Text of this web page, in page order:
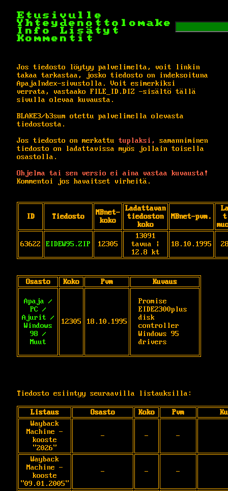
Etusivulle
Yhteydenottolomake
Info
Lisätyt
Kommentit
Jos tiedosto löytyy palvelimelta, voit linkin
takaa tarkastaa, josko tiedosto on indeksoituna
ApajaIndex-sivustolla. Voit esimerkiksi
verrata, vastaako FILE_ID.DIZ -sisältö tällä
sivulla olevaa kuvausta.
BLAKE3/b3sum otettu palvelimella olevasta
tiedostosta.
Jos tiedosto on merkattu tuplaksi,
samanniminen
tiedosto on ladattavissa myös jollain toisella
osastolla.
Ohjelma tai sen versio ei aina vastaa kuvausta!
Kommentoi jos havaitset virheitä.
ID Tiedosto
MBnet-
koko
Ladattavan
tiedoston
koko
MBnet-pvm.
63622 EIDEW95.ZIP 12305
13091
tavua |
12.8 kt
18.10.1995
Osasto Koko Pvm Kuvaus
Apaja /
PC /
Ajurit /
Windows
98 /
Muut
12305 18.10.1995
Promise
EIDE2300plus
disk
controller
Windows 95
drivers
Tiedosto esiintyy seuraavilla listauksilla:
Listaus Osasto Koko Pvm
Wayback
Machine -
kooste
"2026"
- - -
Wayback
Machine -
kooste
"09.01.2005"
- - -